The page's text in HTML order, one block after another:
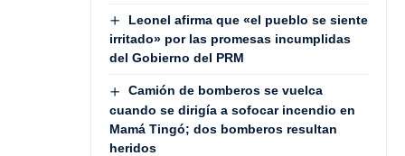
Leonel afirma que «el pueblo se siente
irritado» por las promesas incumplidas
del Gobierno del PRM
Camión de bomberos se vuelca
cuando se dirigía a sofocar incendio en
Mamá Tingó; dos bomberos resultan
heridos